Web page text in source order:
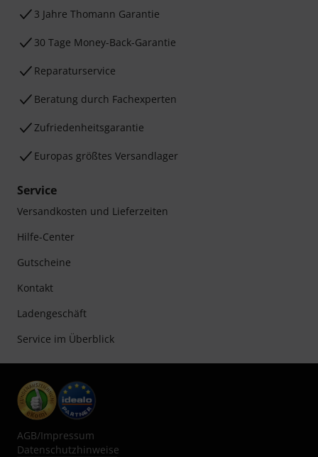
3 Jahre Thomann Garantie
30 Tage Money-Back-Garantie
Reparaturservice
Beratung durch Fachexperten
Zufriedenheitsgarantie
Europas größtes Versandlager
Service
Versandkosten und Lieferzeiten
Hilfe-Center
Gutscheine
Kontakt
Ladengeschäft
Service im Überblick
AGB/Impressum
Datenschutzhinweise